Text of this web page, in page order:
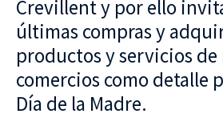
Crevillent y por ello
últimas compras y
productos y servicios
comercios como detalle
Día de la Madre.